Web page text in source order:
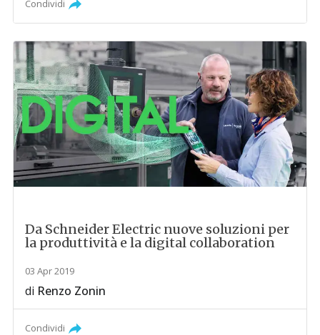
Condividi
Da Schneider Electric nuove soluzioni per
la produttività e la digital collaboration
03 Apr 2019
di Renzo Zonin
Condividi